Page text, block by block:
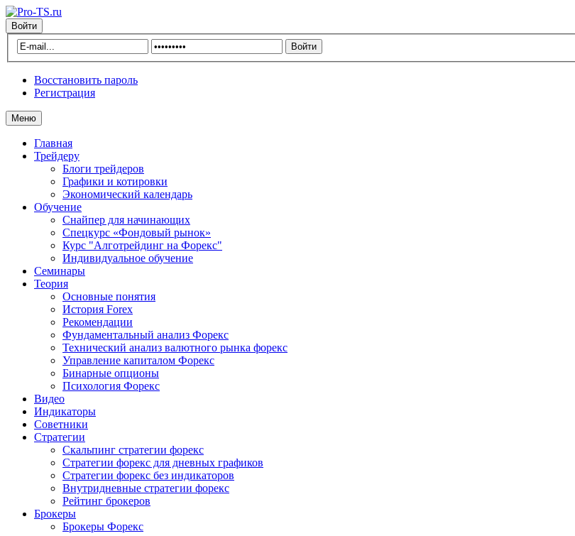
Войти
Восстановить пароль
Регистрация
Меню
Главная
Трейдеру
Блоги трейдеров
Графики и котировки
Экономический календарь
Обучение
Снайпер для начинающих
Спецкурс «Фондовый рынок»
Курс "Алготрейдинг на Форекс"
Индивидуальное обучение
Семинары
Теория
Основные понятия
История Forex
Рекомендации
Фундаментальный анализ Форекс
Технический анализ валютного рынка форекс
Управление капиталом Форекс
Бинарные опционы
Психология Форекс
Видео
Индикаторы
Советники
Стратегии
Скальпинг стратегии форекс
Стратегии форекс для дневных графиков
Стратегии форекс без индикаторов
Внутридневные стратегии форекс
Рейтинг брокеров
Брокеры
Брокеры Форекс